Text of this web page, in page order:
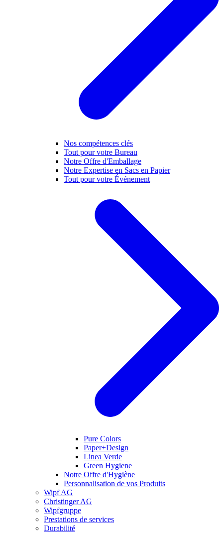
Nos compétences clés
Tout pour votre Bureau
Notre Offre d'Emballage
Notre Expertise en Sacs en Papier
Tout pour votre Événement
Pure Colors
Paper+Design
Linea Verde
Green Hygiene
Notre Offre d'Hygiène
Personnalisation de vos Produits
Wipf AG
Christinger AG
Wipfgruppe
Prestations de services
Durabilité